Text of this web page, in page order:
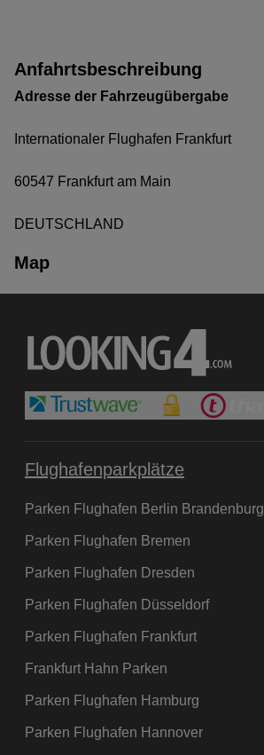
Anfahrtsbeschreibung
Adresse der Fahrzeugübergabe
Internationaler Flughafen Frankfurt
60547 Frankfurt am Main
DEUTSCHLAND
Map
Flughafenparkplätze
Parken Flughafen Berlin Brandenburg
Parken Flughafen Bremen
Parken Flughafen Dresden
Parken Flughafen Düsseldorf
Parken Flughafen Frankfurt
Frankfurt Hahn Parken
Parken Flughafen Hamburg
Parken Flughafen Hannover